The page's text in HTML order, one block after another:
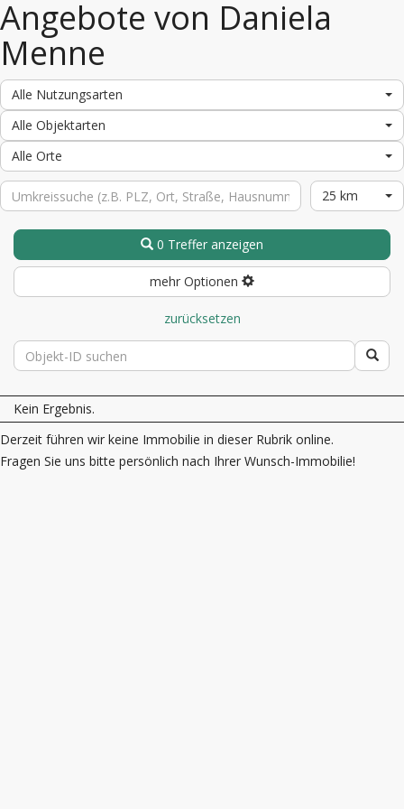
Angebote von Daniela
Menne
Alle Nutzungsarten
Alle Objektarten
Alle Orte
25 km
0 Treffer anzeigen
mehr Optionen
zurücksetzen
Kein Ergebnis.
Derzeit führen wir keine Immobilie in dieser Rubrik online.
Fragen Sie uns bitte persönlich nach Ihrer Wunsch-Immobilie!